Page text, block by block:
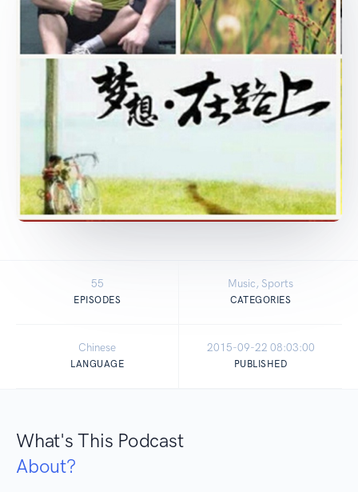
55
EPISODES
Music, Sports
CATEGORIES
Chinese
LANGUAGE
2015-09-22 08:03:00
PUBLISHED
What's This Podcast
About?